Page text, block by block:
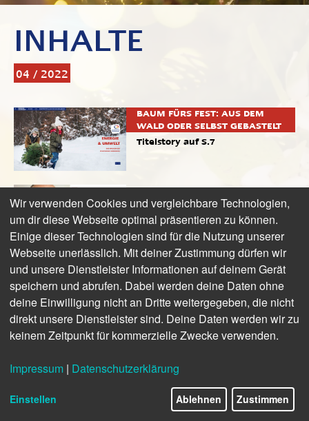
INHALTE
04 / 2022
BAUM FÜRS FEST: AUS DEM
WALD ODER SELBST GEBASTELT
Titelstory auf S.7
EDITORIAL
Guido Langer über diese
Ausgabe
NEWS
Glasfaserausbau und weniger
Preise steigen
Wir verwenden Cookies und vergleichbare Technologien,
um dir diese Webseite optimal präsentieren zu können.
Einige dieser Technologien sind für die Nutzung unserer
Webseite unerlässlich. Mit deiner Zustimmung dürfen wir
und unsere Dienstleister Informationen auf deinem Gerät
speichern und abrufen. Dabei werden deine Daten ohne
deine Einwilligung nicht an Dritte weitergegeben, die nicht
direkt unsere Dienstleister sind. Deine Daten werden wir zu
keinem Zeitpunkt für kommerzielle Zwecke verwenden.
Impressum | Datenschutzerklärung
Einstellen Ablehnen Zustimmen